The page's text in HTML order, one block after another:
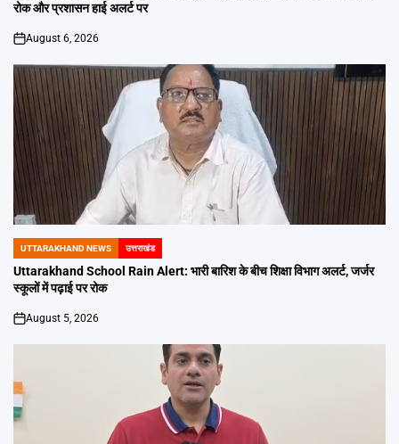
रोक और प्रशासन हाई अलर्ट पर
on
August 6, 2026
POSTED
IN
UTTARAKHAND NEWS उत्तराखंड
Uttarakhand School Rain Alert: भारी बारिश के बीच शिक्षा विभाग अलर्ट, जर्जर
स्कूलों में पढ़ाई पर रोक
on
August 5, 2026